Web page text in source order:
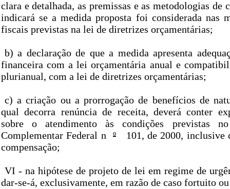
clara e detalhada, as premissas e as metodologias de
indicará se a medida proposta foi considerada nas
fiscais previstas na lei de diretrizes orçamentárias;
b) a declaração de que a medida apresenta
financeira com a lei orçamentária anual e
plurianual, com a lei de diretrizes orçamentárias;
c) a criação ou a prorrogação de benefícios de
qual decorra renúncia de receita, deverá conter
sobre o atendimento às condições previstas
Complementar Federal n
º
101, de 2000, inclusive
compensação;
VI - na hipótese de projeto de lei em regime de
dar-se-á, exclusivamente, em razão de caso fortuito